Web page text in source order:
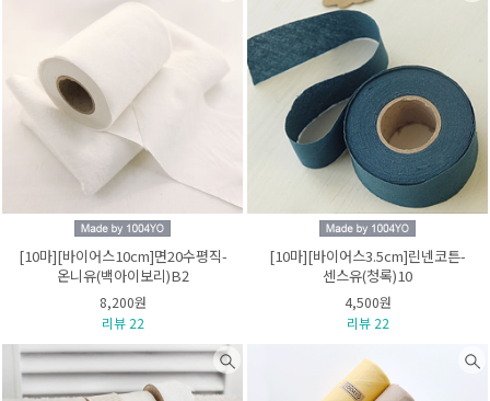
[10마][바이어스10cm]면20수평직-
온니유(백아이보리)B2
8,200원
리뷰 22
[10마][바이어스3.5cm]린넨코튼-
센스유(청록)10
4,500원
리뷰 22